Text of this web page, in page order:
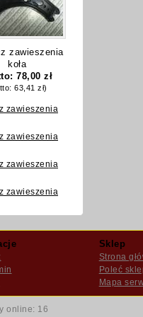
zawieszenia
koła
78,00 zł
63,41 zł)
zawieszenia
zawieszenia
zawieszenia
zawieszenia
Sklep
Strona
Poleć
Mapa
online: 16